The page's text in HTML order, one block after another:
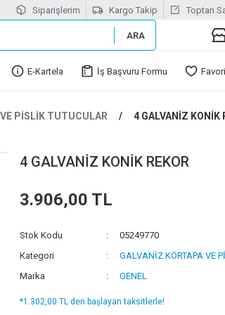
Siparişlerim Kargo Takip Toptan
ARA
E-Kartela İş Başvuru Formu
PİSLİK TUTUCULAR 4 GALVANİZ KONİK
4 GALVANİZ KONİK REKOR
3.906,00 TL
Stok Kodu
05249770
Kategori
GALVANİZ KÖRTAPA VE
Marka
GENEL
*1.302,00 TL den başlayan taksitlerle!